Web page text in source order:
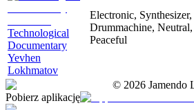
Technological
Documentary
Yevhen
Lokhmatov
Electronic, Synthesizer,
Drummachine, Neutral,
Peaceful
© 2026 Jamendo
Pobierz aplikację